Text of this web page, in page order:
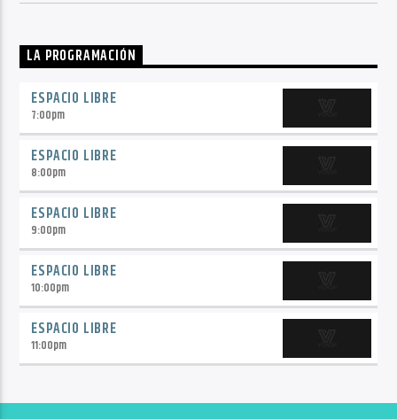
LA PROGRAMACIÓN
ESPACIO LIBRE
7:00pm
ESPACIO LIBRE
8:00pm
ESPACIO LIBRE
9:00pm
ESPACIO LIBRE
10:00pm
ESPACIO LIBRE
11:00pm